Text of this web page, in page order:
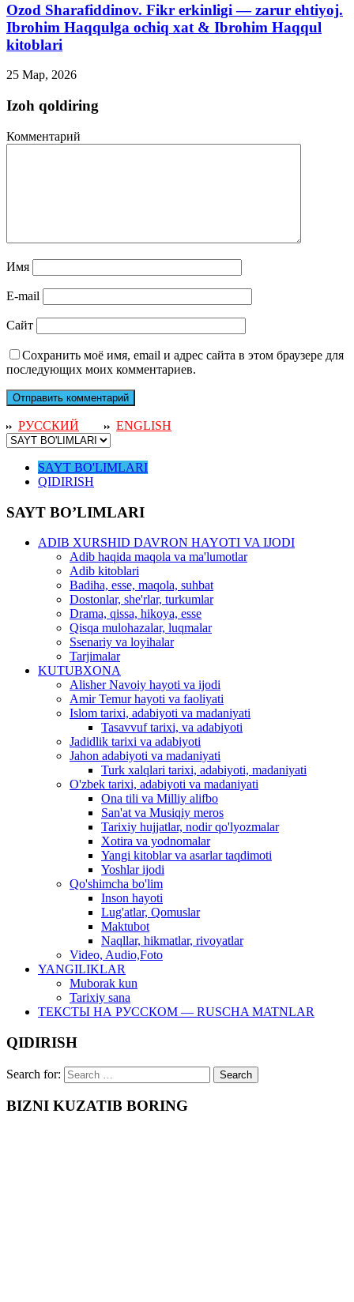
Ozod Sharafiddinov. Fikr erkinligi — zarur ehtiyoj.
Ibrohim Haqqulga ochiq xat & Ibrohim Haqqul
kitoblari
25 Мар, 2026
Izoh qoldiring
Комментарий
Имя
E-mail
Сайт
Сохранить моё имя, email и адрес сайта в этом браузере для
последующих моих комментариев.
РУССКИЙ ENGLISH
SAYT BO'LIMLARI
QIDIRISH
SAYT BO’LIMLARI
ADIB XURSHID DAVRON HAYOTI VA IJODI
Adib haqida maqola va ma'lumotlar
Adib kitoblari
Badiha, esse, maqola, suhbat
Dostonlar, she'rlar, turkumlar
Drama, qissa, hikoya, esse
Qisqa mulohazalar, luqmalar
Ssenariy va loyihalar
Tarjimalar
KUTUBXONA
Alisher Navoiy hayoti va ijodi
Amir Temur hayoti va faoliyati
Islom tarixi, adabiyoti va madaniyati
Tasavvuf tarixi, va adabiyoti
Jadidlik tarixi va adabiyoti
Jahon adabiyoti va madaniyati
Turk xalqlari tarixi, adabiyoti, madaniyati
O'zbek tarixi, adabiyoti va madaniyati
Ona tili va Milliy alifbo
San'at va Musiqiy meros
Tarixiy hujjatlar, nodir qo'lyozmalar
Xotira va yodnomalar
Yangi kitoblar va asarlar taqdimoti
Yoshlar ijodi
Qo'shimcha bo'lim
Inson hayoti
Lug'atlar, Qomuslar
Maktubot
Naqllar, hikmatlar, rivoyatlar
Video, Audio,Foto
YANGILIKLAR
Muborak kun
Tarixiy sana
ТЕКСТЫ НА РУССКОМ — RUSCHA MATNLAR
QIDIRISH
Search for:
BIZNI KUZATIB BORING